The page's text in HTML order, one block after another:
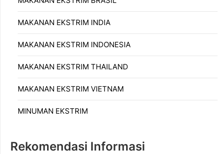
MAKANAN EKSTRIM INDIA
MAKANAN EKSTRIM INDONESIA
MAKANAN EKSTRIM THAILAND
MAKANAN EKSTRIM VIETNAM
MINUMAN EKSTRIM
Rekomendasi Informasi